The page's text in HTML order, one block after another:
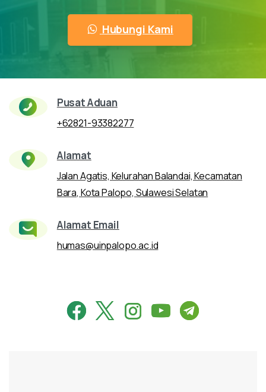
Hubungi Kami
Pusat Aduan
+62821-93382277
Alamat
Jalan Agatis, Kelurahan Balandai, Kecamatan
Bara, Kota Palopo, Sulawesi Selatan
Alamat Email
humas@uinpalopo.ac.id